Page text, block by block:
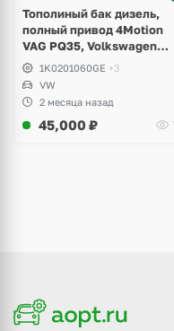
Тополиный бак дизель,
полный привод 4Motion
VAG PQ35, Volkswagen
Scirocco, Golf V, VI, Skoda
Yeti, Octavia A5, Superb,
Audi A3, Seat Altea
1K0201060GE +3
VW
2 месяца назад
45,000 ₽